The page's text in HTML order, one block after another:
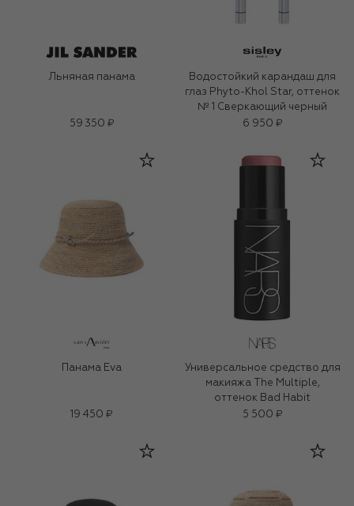
Льняная панама
59 350 ₽
Водостойкий карандаш для
глаз Phyto-Khol Star, оттенок
№ 1 Сверкающий черный
6 950 ₽
Панама Eva
19 450 ₽
Универсальное средство для
макияжа The Multiple,
оттенок Bad Habit
5 500 ₽